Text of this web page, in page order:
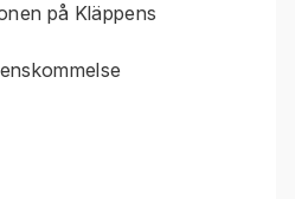
på Kläppens